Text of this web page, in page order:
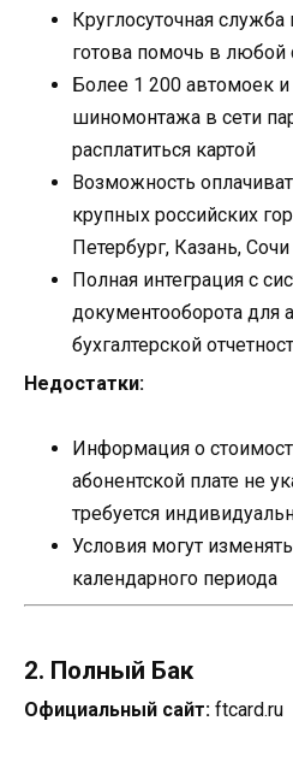
Круглосуточная
готова помочь в любой
Более 1 200 автомоек и
шиномонтажа в сети
расплатиться картой
Возможность
крупных российских
Петербург, Казань,
Полная интеграция с
документооборота для
бухгалтерской
Недостатки:
Информация о
абонентской плате не
требуется
Условия могут
календарного периода
2. Полный Бак
Официальный сайт: ftcard.ru